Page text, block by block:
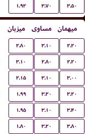
۱.۹۲ ۳.۷۰ ۳.۵۰
میزبان مساوی میهمان
۲.۸۰ ۳.۱۰ ۲.۲۰
۳.۱۰ ۲.۸۰ ۲.۲۰
۲.۱۵ ۳.۱۰ ۳.۰۰
۱.۹۹ ۳.۲۰ ۳.۲۰
۱.۹۵ ۳.۱۰ ۳.۴۰
۱.۸۰ ۳.۲۰ ۳.۸۰